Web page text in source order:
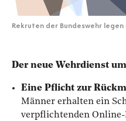
Rekruten der Bundeswehr
Der neue Wehrdienst
Eine Pflicht zur
Männer erhalten ein
verpflichtenden Online-